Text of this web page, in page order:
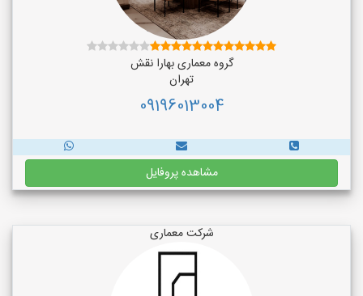
گروه معماری بهارا نقش
تهران
09196013004
مشاهده پروفایل
شرکت معماری